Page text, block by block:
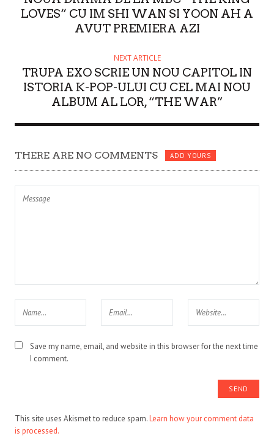
LOVES“ CU IM SHI WAN SI YOON AH A
AVUT PREMIERA AZI
NEXT ARTICLE
TRUPA EXO SCRIE UN NOU CAPITOL IN
ISTORIA K-POP-ULUI CU CEL MAI NOU
ALBUM AL LOR, “THE WAR”
THERE ARE NO COMMENTS ADD YOURS
Save my name, email, and website in this browser for the next time
I comment.
This site uses Akismet to reduce spam.Learn how your comment data
is processed.